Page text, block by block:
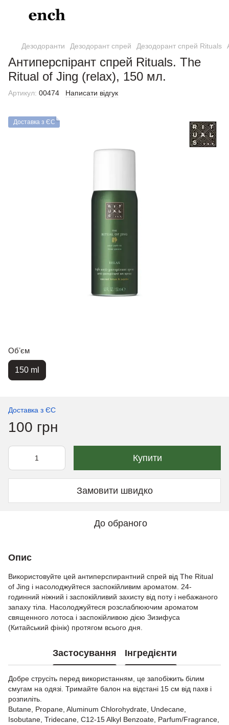
Дезодоранти Дезодорант спрей Дезодорант спрей Rituals
Антиперспірант спрей Rituals. The
Ritual of Jing (relax), 150 мл.
Артикул: 00474 Написати відгук
Доставка з ЄС
Обʼєм
150 ml
Доставка з ЄС
100 грн
Купити
Замовити швидко
До обраного
Опис
Використовуйте цей антиперспирантний спрей від The Ritual
of Jing і насолоджуйтеся заспокійливим ароматом. 24-
годинний ніжний і заспокійливий захисту від поту і небажаного
запаху тіла. Насолоджуйтеся розслаблюючим ароматом
священного лотоса і заспокійливою дією Зизифуса
(Китайський фінік) протягом всього дня.
Застосування Інгредієнти
Добре струсіть перед використанням, це запобіжить білим
смугам на одязі. Тримайте балон на відстані 15 см від пахв і
розпиліть.
Butane, Propane, Aluminum Chlorohydrate, Undecane,
Isobutane, Tridecane, C12-15 Alkyl Benzoate, Parfum/Fragrance,